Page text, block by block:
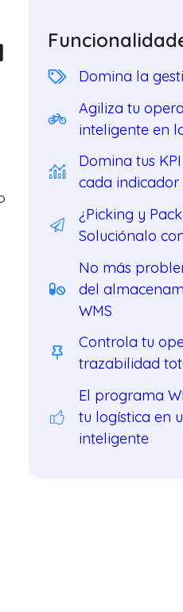
Domina la
Agiliza tu
inteligente en
Domina tus
cada indicador
¿Picking y
Soluciónalo
No más
del
WMS
Controla tu
trazabilidad
El programa
tu logística en
inteligente